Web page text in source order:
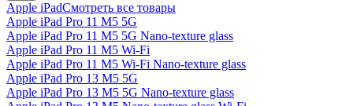
Apple iPadСмотреть все товары
Apple iPad Pro 11 M5 5G
Apple iPad Pro 11 M5 5G Nano-texture glass
Apple iPad Pro 11 M5 Wi-Fi
Apple iPad Pro 11 M5 Wi-Fi Nano-texture glass
Apple iPad Pro 13 M5 5G
Apple iPad Pro 13 M5 5G Nano-texture glass